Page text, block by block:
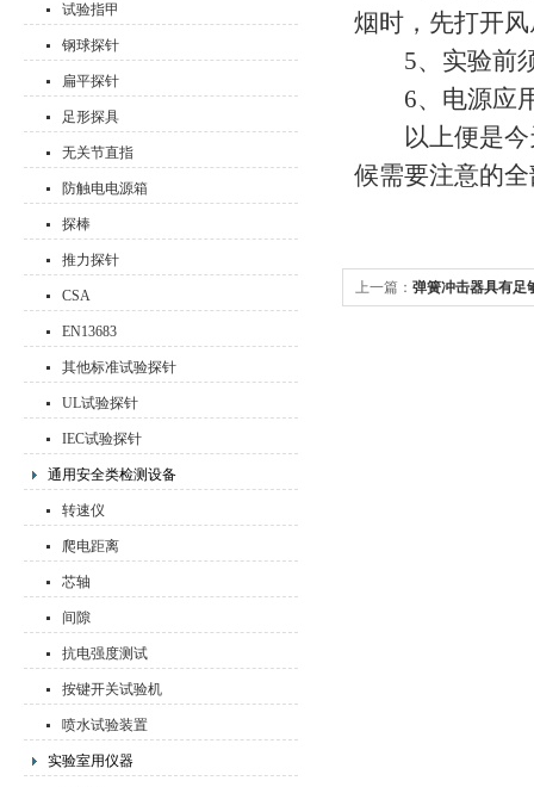
试验指甲
钢球探针
扁平探针
足形探具
无关节直指
防触电电源箱
探棒
推力探针
CSA
EN13683
其他标准试验探针
UL试验探针
IEC试验探针
通用安全类检测设备
转速仪
爬电距离
芯轴
间隙
抗电强度测试
按键开关试验机
喷水试验装置
实验室用仪器
烟时，先打开
5、实验前须
6、电源应用
以上便是今
候需要注意的
上一篇： 弹簧冲击器具有足